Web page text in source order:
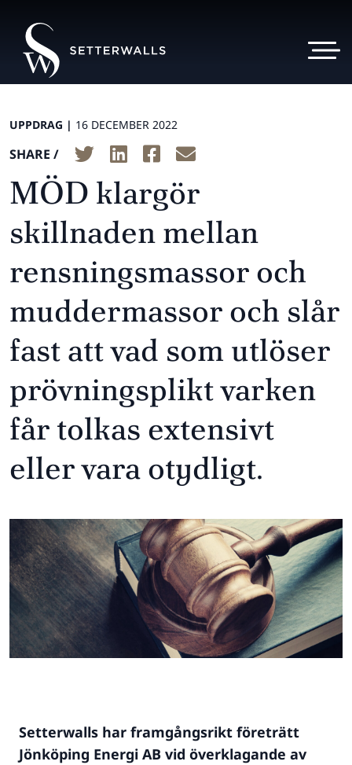
UPPDRAG | 16 DECEMBER 2022
SHARE /
MÖD klargör
skillnaden mellan
rensningsmassor och
muddermassor och slår
fast att vad som utlöser
prövningsplikt varken
får tolkas extensivt
eller vara otydligt.
Setterwalls har framgångsrikt företrätt
Jönköping Energi AB vid överklagande av